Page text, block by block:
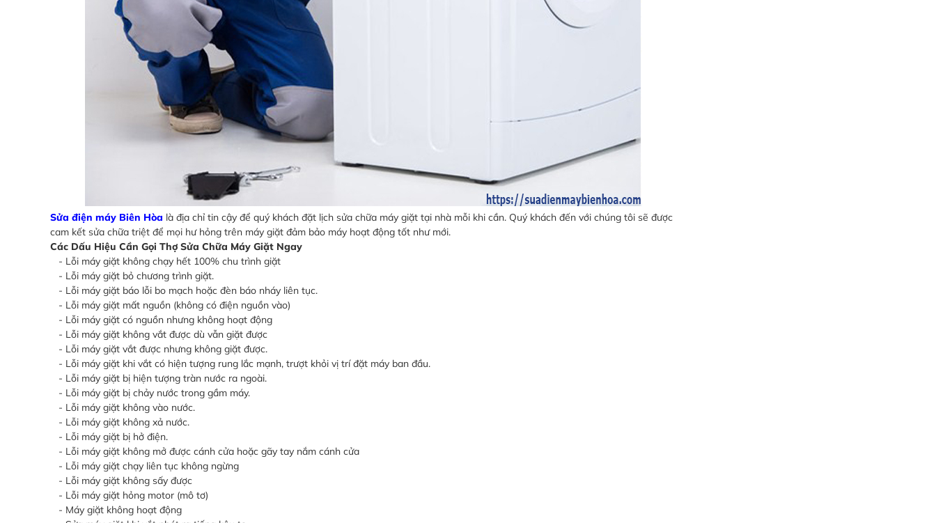
Sửa điện máy Biên Hòa là địa chỉ tin cậy để quý khách đặt lịch sửa chữa máy giặt tại nhà mỗi khi cần. Quý khách đến với chúng tôi sẽ được
cam kết sửa chữa triệt để mọi hư hỏng trên máy giặt đảm bảo máy hoạt động tốt như mới.
Các Dấu Hiệu Cần Gọi Thợ Sửa Chữa Máy Giặt Ngay
- Lỗi máy giặt không chạy hết 100% chu trình giặt
- Lỗi máy giặt bỏ chương trình giặt.
- Lỗi máy giặt báo lỗi bo mạch hoặc đèn báo nháy liên tục.
- Lỗi máy giặt mất nguồn (không có điện nguồn vào)
- Lỗi máy giặt có nguồn nhưng không hoạt động
- Lỗi máy giặt không vắt được dù vẫn giặt được
- Lỗi máy giặt vắt được nhưng không giặt được.
- Lỗi máy giặt khi vắt có hiện tượng rung lắc mạnh, trượt khỏi vị trí đặt máy ban đầu.
- Lỗi máy giặt bị hiện tượng tràn nước ra ngoài.
- Lỗi máy giặt bị chảy nước trong gầm máy.
- Lỗi máy giặt không vào nước.
- Lỗi máy giặt không xả nước.
- Lỗi máy giặt bị hở điện.
- Lỗi máy giặt không mở được cánh cửa hoặc gãy tay nắm cánh cửa
- Lỗi máy giặt chạy liên tục không ngừng
- Lỗi máy giặt không sấy được
- Lỗi máy giặt hỏng motor (mô tơ)
- Máy giặt không hoạt động